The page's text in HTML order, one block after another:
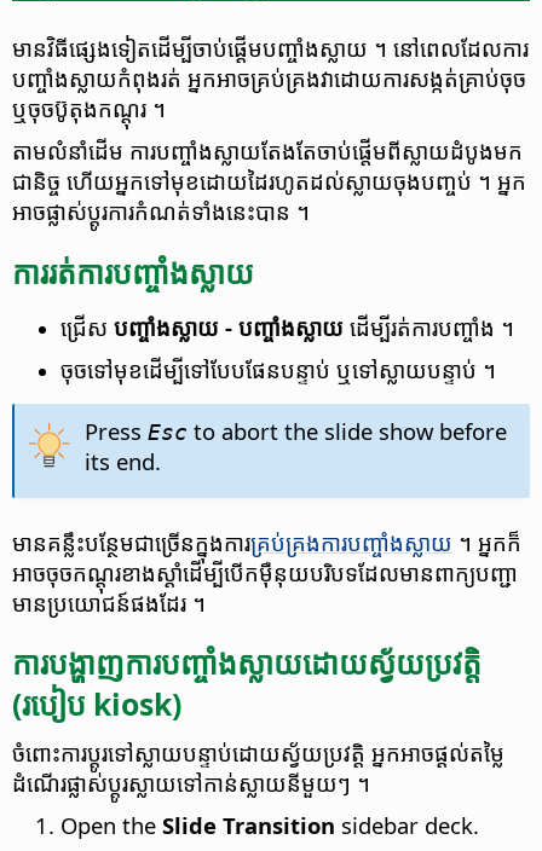
មាន​វិធី​ផ្សេងទៀត​ដើម្បី​ចាប់​ផ្ដើម​បញ្ចាំង​ស្លាយ ។ នៅពេល​ដែល​ការ​
បញ្ចាំង​ស្លាយ​កំពុង​រត់ អ្នក​អាច​​គ្រប់​គ្រង​វា​ដោយ​ការ​សង្កត់​គ្រាប់​ចុច
ឬ​ចុច​ប៊ូតុង​កណ្ដុរ ។
តាម​លំនាំដើម ការ​បញ្ចាំង​ស្លាយ​តែងតែ​ចាប់​ផ្ដើម​ពី​ស្លាយ​ដំបូង​មក​
ជានិច្ច ហើយអ្នក​ទៅមុខ​ដោយ​ដៃ​រហូត​ដល់​ស្លាយ​ចុង​បញ្ចប់ ។ អ្នក​
អាច​ផ្លាស់ប្ដូរ​ការ​កំណត់​ទាំង​នេះ​បាន ។
ការ​រត់​ការ​បញ្ចាំង​ស្លាយ
ជ្រើស បញ្ចាំង​ស្លាយ - បញ្ចាំង​ស្លាយ ដើម្បី​រត់​ការ​បញ្ចាំង ។
ចុច​ទៅមុខ​ដើម្បី​ទៅ​បែបផែន​បន្ទាប់ ឬ​ទៅ​ស្លាយ​បន្ទាប់ ។
Press Esc to abort the slide show before
its end.
មាន​គន្លឹះ​បន្ថែម​ជាច្រើន​ក្នុង​ការគ្រប់គ្រង​ការ​បញ្ចាំង​ស្លាយ ។ អ្នក​ក៏
អាច​ចុច​កណ្ដុរ​ខាងស្ដាំ​ដើម្បី​បើក​ម៉ឺនុយ​បរិបទ​ដែលមាន​ពាក្យ​បញ្ជា​
មាន​ប្រយោជន៍​ផងដែរ ។
ការ​បង្ហាញ​ការ​បញ្ចាំង​ស្លាយ​ដោយ​ស្វ័យ​ប្រវត្តិ
(របៀប kiosk)
ចំពោះ​ការ​ប្ដូរ​ទៅ​ស្លាយ​បន្ទាប់​ដោយ​ស្វ័យ​ប្រវត្តិ អ្នក​អាច​ផ្ដល់​តម្លៃ​​
ដំណើរ​ផ្លាស់ប្ដូរ​ស្លាយ​ទៅ​កាន់​ស្លាយ​នីមួយៗ ។
Open the Slide Transition sidebar deck.